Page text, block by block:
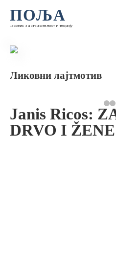
ПОЉА
часопис за књижевност и теорију
Ликовни лајтмотив
Janis Ricos:
DRVO I ŽENE